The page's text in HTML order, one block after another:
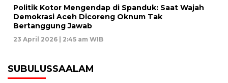
Politik Kotor Mengendap di Spanduk: Saat Wajah
Demokrasi Aceh Dicoreng Oknum Tak
Bertanggung Jawab
23 April 2026 | 2:45 am WIB
SUBULUSSAALAM